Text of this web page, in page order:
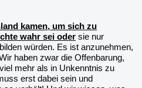
kamen, um sich zu
wahr sei oder sie nur
würden. Es ist anzunehmen,
haben zwar die Offenbarung,
mehr als in Unkenntnis zu
erst dabei sein und